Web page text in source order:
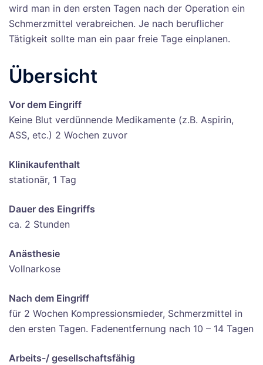
wird man in den ersten Tagen nach der Operation ein
Schmerzmittel verabreichen. Je nach beruflicher
Tätigkeit sollte man ein paar freie Tage einplanen.
Übersicht
Vor dem Eingriff
Keine Blut verdünnende Medikamente (z.B. Aspirin,
ASS, etc.) 2 Wochen zuvor
Klinikaufenthalt
stationär, 1 Tag
Dauer des Eingriffs
ca. 2 Stunden
Anästhesie
Vollnarkose
Nach dem Eingriff
für 2 Wochen Kompressionsmieder, Schmerzmittel in
den ersten Tagen. Fadenentfernung nach 10 – 14 Tagen
Arbeits-/ gesellschaftsfähig